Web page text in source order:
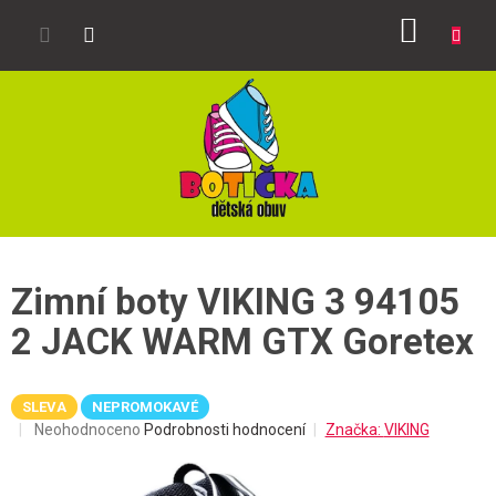
Zimní boty VIKING 3 94105
2 JACK WARM GTX Goretex
SLEVA NEPROMOKAVÉ
Průměrné
Neohodnoceno Podrobnosti hodnocení Značka: VIKING